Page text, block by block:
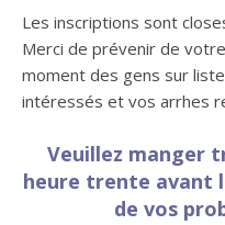
Les inscriptions sont
Merci de prévenir de
moment des gens sur
intéressés et vos arrhes
Veuillez manger
heure trente avant
de vos